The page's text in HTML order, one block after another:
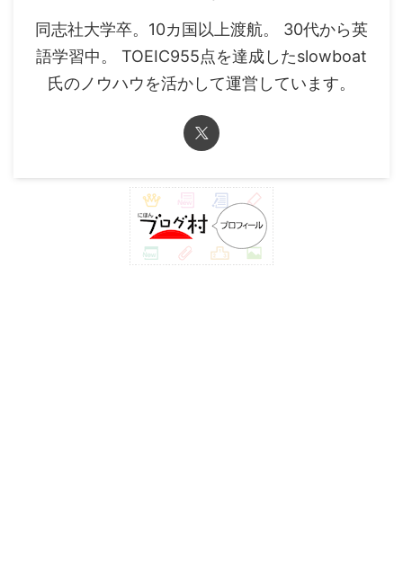
同志社大学卒。10カ国以上渡航。 30代から英
語学習中。 TOEIC955点を達成したslowboat
氏のノウハウを活かして運営しています。